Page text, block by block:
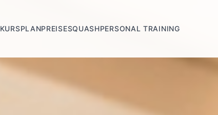
KURSPLANPREISESQUASHPERSONAL TRAINING